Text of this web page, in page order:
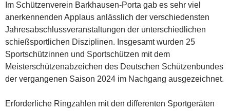
Im Schützenverein Barkhausen-Porta gab es sehr viel
anerkennenden Applaus anlässlich der verschiedensten
Jahresabschlussveranstaltungen der unterschiedlichen
schießsportlichen Disziplinen. Insgesamt wurden 25
Sportschützinnen und Sportschützen mit dem
Meisterschützenabzeichen des Deutschen Schützenbundes
der vergangenen Saison 2024 im Nachgang ausgezeichnet.
Erforderliche Ringzahlen mit den differenten Sportgeräten